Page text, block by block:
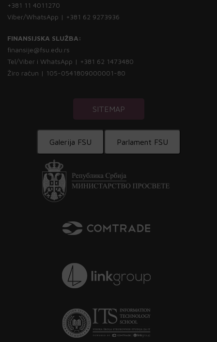
+381 11 4011270
Viber/WhatsApp | +381 62 9273936
FINANSIJSKA SLUŽBA:
finansije@fsu.edu.rs
Tel/Viber i WhatsApp | +381 62 1473480
Žiro račun | 105-0541809000001-80
SITEMAP
Galerija FSU Parlament FSU